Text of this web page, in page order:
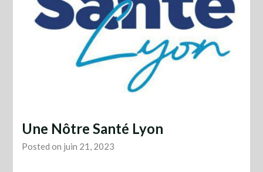
Une Nôtre Santé Lyon
Posted on juin 21, 2023